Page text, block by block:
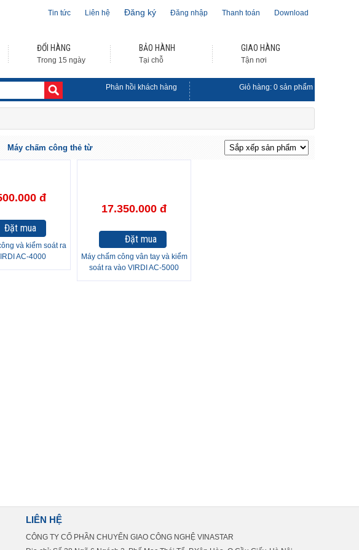
Tin tức Liên hệ Đăng ký Đăng nhập Thanh toán Download
ĐỔI HÀNG
Trong 15 ngày
BẢO HÀNH
Tại chỗ
GIAO HÀNG
Tận nơi
Phản hồi khách hàng Giỏ hàng: 0 sản phẩm
Máy chấm công thẻ từ
đ
Đặt mua
và kiểm soát ra
AC-4000
17.350.000 đ
Đặt mua
Máy chấm công vân tay và kiểm
soát ra vào VIRDI AC-5000
(KOREA)
LIÊN HỆ
CÔNG TY CỔ PHẦN CHUYỂN GIAO CÔNG NGHỆ VINASTAR